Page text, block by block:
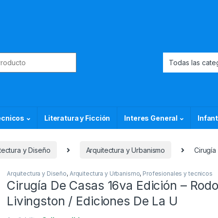
Literatura y Ficción Interes General
y Diseño Arquitectura y Urbanismo Cirugía
Arquitectura y Diseño, Arquitectura y Urbanismo, Profesionales y tecnicos
Cirugía De Casas 16va Edición –
Livingston / Ediciones De La U